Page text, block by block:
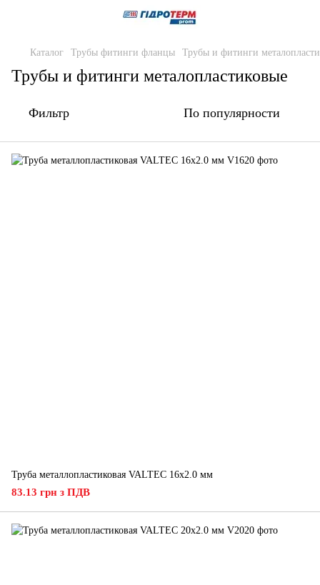
Каталог Трубы фитинги фланцы Трубы и фитинги
Трубы и фитинги металопластиковые
Фильтр По популярности
Труба металлопластиковая VALTEC 16х2.0 мм
83.13 грн з ПДВ